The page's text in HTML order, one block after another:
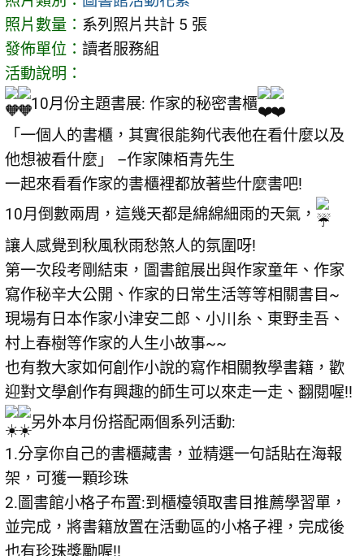
照片數量： 系列照片共計 5 張
發佈單位： 讀者服務組
活動說明：
10月份主題書展: 作家的秘密書櫃
「一個人的書櫃，其實很能夠代表他在看什麼以及
他想被看什麼」 –作家陳栢青先生
一起來看看作家的書櫃裡都放著些什麼書吧!
10月倒數兩周，這幾天都是綿綿細雨的天氣，
讓人感覺到秋風秋雨愁煞人的氛圍呀!
第一次段考剛結束，圖書館展出與作家童年、作家
寫作秘辛大公開、作家的日常生活等等相關書目~
現場有日本作家小津安二郎、小川糸、東野圭吾、
村上春樹等作家的人生小故事~~
也有教大家如何創作小說的寫作相關教學書籍，歡
迎對文學創作有興趣的師生可以來走一走、翻閱喔!!
另外本月份搭配兩個系列活動:
1.分享你自己的書櫃藏書，並精選一句話貼在海報
架，可獲一顆珍珠
2.圖書館小格子布置:到櫃檯領取書目推薦學習單，
並完成，將書籍放置在活動區的小格子裡，完成後
也有珍珠獎勵喔!!